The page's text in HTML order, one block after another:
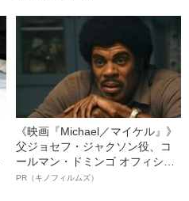
《映画『Michael／マイケル』》
父ジョセフ・ジャクソン役、コ
ールマン・ドミンゴ オフィシャ
ルインタビュー“観客を魅了した
PR（キノフィルムズ）